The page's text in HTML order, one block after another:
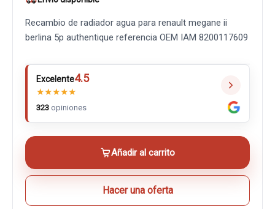
Recambio de radiador agua para renault megane ii
berlina 5p authentique referencia OEM IAM 8200117609
Excelente4.5
★★★★★
323 opiniones
Añadir al carrito
Hacer una oferta